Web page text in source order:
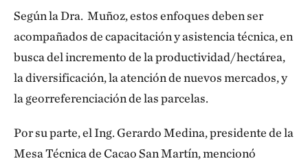
Según la Dra. Muñoz, estos enfoques deben ser
acompañados de capacitación y asistencia técnica, en
busca del incremento de la productividad/hectárea,
la diversificación, la atención de nuevos mercados, y
la georreferenciación de las parcelas.
Por su parte, el Ing. Gerardo Medina, presidente de la
Mesa Técnica de Cacao San Martín, mencionó